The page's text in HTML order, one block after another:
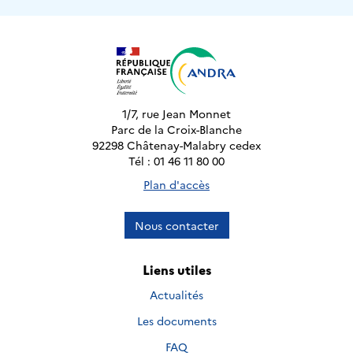
1/7, rue Jean Monnet
Parc de la Croix-Blanche
92298 Châtenay-Malabry cedex
Tél : 01 46 11 80 00
Plan d'accès
Nous contacter
Liens utiles
Actualités
Les documents
FAQ